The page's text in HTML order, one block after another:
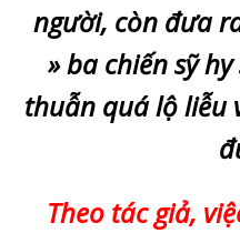
người, còn đưa
» ba chiến sỹ
thuẫn quá lộ liễu
Theo tác giả,